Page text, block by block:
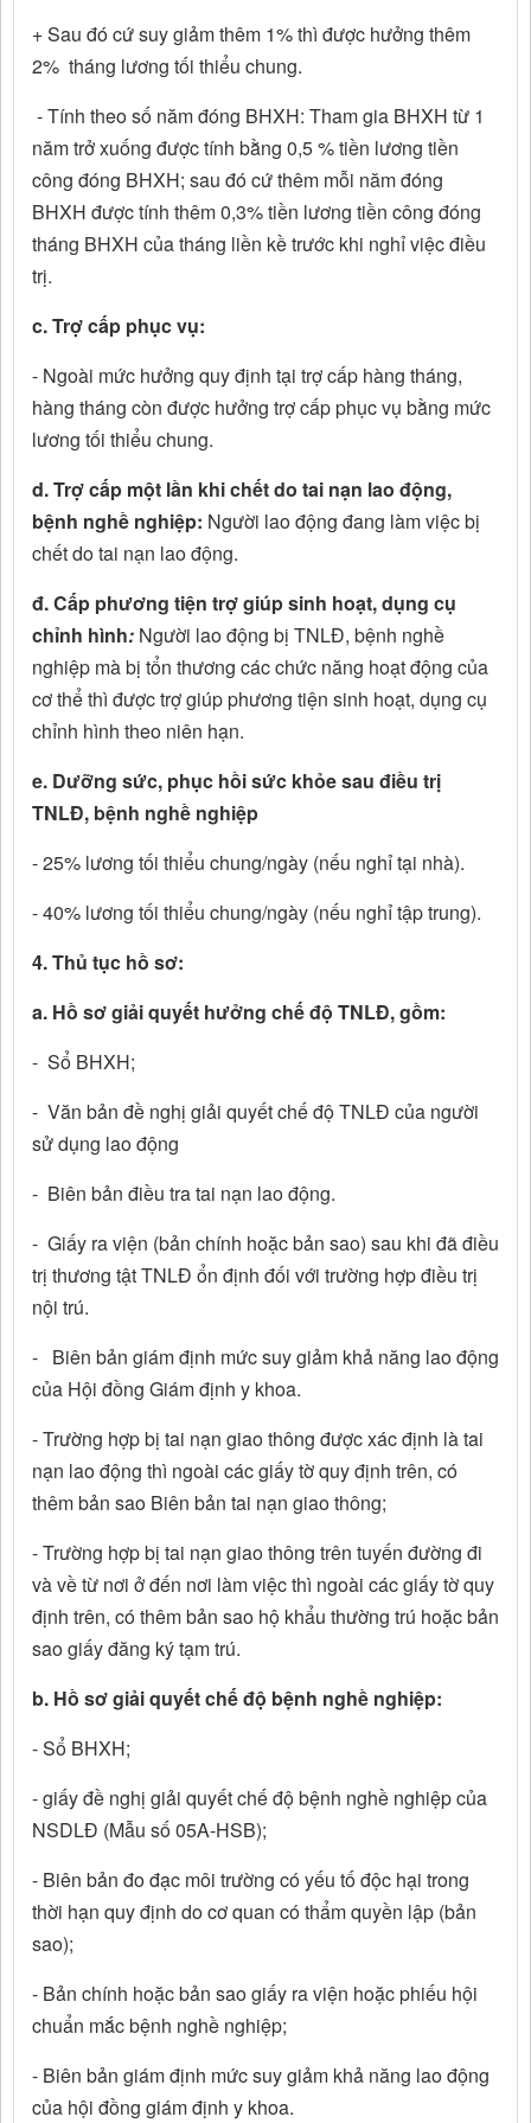
+ Sau đó cứ suy giảm thêm 1% thì được hưởng thêm
2% tháng lương tối thiểu chung.
- Tính theo số năm đóng BHXH: Tham gia BHXH từ 1
năm trở xuống được tính bằng 0,5 % tiền lương tiền
công đóng BHXH; sau đó cứ thêm mỗi năm đóng
BHXH được tính thêm 0,3% tiền lương tiền công đóng
tháng BHXH của tháng liền kề trước khi nghỉ việc điều
trị.
c. Trợ cấp phục vụ:
- Ngoài mức hưởng quy định tại trợ cấp hàng tháng,
hàng tháng còn được hưởng trợ cấp phục vụ bằng mức
lương tối thiểu chung.
d. Trợ cấp một lần khi chết do tai nạn lao động,
bệnh nghề nghiệp: Người lao động đang làm việc bị
chết do tai nạn lao động.
đ. Cấp phương tiện trợ giúp sinh hoạt, dụng cụ
chỉnh hình: Người lao động bị TNLĐ, bệnh nghề
nghiệp mà bị tổn thương các chức năng hoạt động của
cơ thể thì được trợ giúp phương tiện sinh hoạt, dụng cụ
chỉnh hình theo niên hạn.
e. Dưỡng sức, phục hồi sức khỏe sau điều trị
TNLĐ, bệnh nghề nghiệp
- 25% lương tối thiểu chung/ngày (nếu nghỉ tại nhà).
- 40% lương tối thiểu chung/ngày (nếu nghỉ tập trung).
4. Thủ tục hồ sơ:
a. Hồ sơ giải quyết hưởng chế độ TNLĐ, gồm:
- Sổ BHXH;
- Văn bản đề nghị giải quyết chế độ TNLĐ của người
sử dụng lao động
- Biên bản điều tra tai nạn lao động.
- Giấy ra viện (bản chính hoặc bản sao) sau khi đã điều
trị thương tật TNLĐ ổn định đối với trường hợp điều trị
nội trú.
- Biên bản giám định mức suy giảm khả năng lao động
của Hội đồng Giám định y khoa.
- Trường hợp bị tai nạn giao thông được xác định là tai
nạn lao động thì ngoài các giấy tờ quy định trên, có
thêm bản sao Biên bản tai nạn giao thông;
- Trường hợp bị tai nạn giao thông trên tuyến đường đi
và về từ nơi ở đến nơi làm việc thì ngoài các giấy tờ quy
định trên, có thêm bản sao hộ khẩu thường trú hoặc bản
sao giấy đăng ký tạm trú.
b. Hồ sơ giải quyết chế độ bệnh nghề nghiệp:
- Sổ BHXH;
- giấy đề nghị giải quyết chế độ bệnh nghề nghiệp của
NSDLĐ (Mẫu số 05A-HSB);
- Biên bản đo đạc môi trường có yếu tố độc hại trong
thời hạn quy định do cơ quan có thẩm quyền lập (bản
sao);
- Bản chính hoặc bản sao giấy ra viện hoặc phiếu hội
chuẩn mắc bệnh nghề nghiệp;
- Biên bản giám định mức suy giảm khả năng lao động
của hội đồng giám định y khoa.